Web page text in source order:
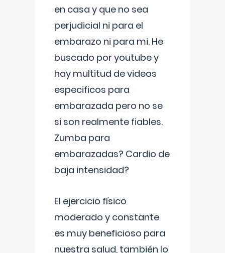
en casa y que no sea
perjudicial ni para el
embarazo ni para mi. He
buscado por youtube y
hay multitud de videos
especificos para
embarazada pero no se
si son realmente fiables.
Zumba para
embarazadas? Cardio de
baja intensidad?
El ejercicio físico
moderado y constante
es muy beneficioso para
nuestra salud, también lo